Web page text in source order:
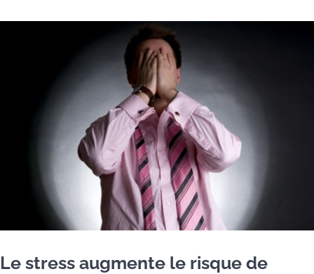
Le stress augmente le risque de